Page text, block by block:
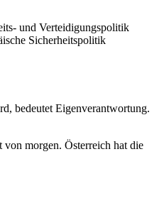
und Verteidigungspolitik
Sicherheitspolitik
bedeutet Eigenverantwortung.
morgen. Österreich hat die